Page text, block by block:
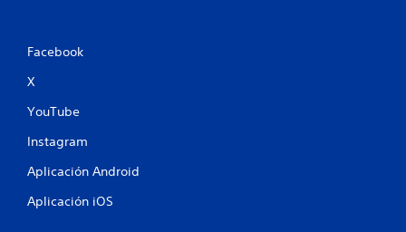
Facebook
X
YouTube
Instagram
Aplicación Android
Aplicación iOS